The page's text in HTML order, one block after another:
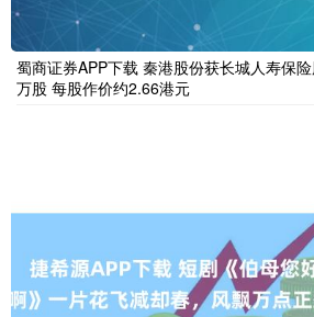
蜀商证券APP下载 秦港股份获长城人寿保
万股 每股作价约2.66港元